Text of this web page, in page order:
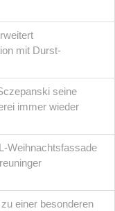
mit Durst-
seine
immer wieder
Weihnachtsfassade
einer besonderen